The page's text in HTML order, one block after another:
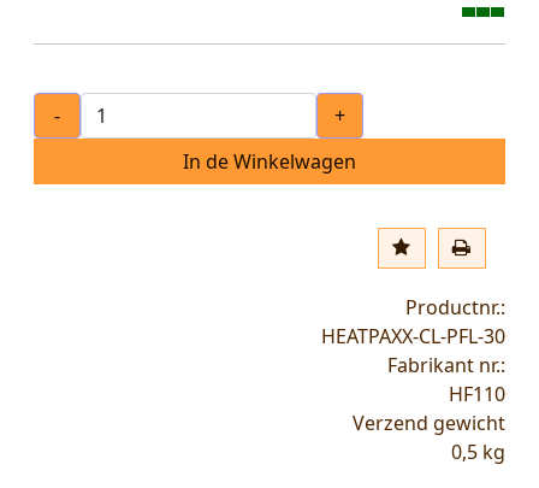
-
+
In de Winkelwagen
Productnr.:
HEATPAXX-CL-PFL-30
Fabrikant nr.:
HF110
Verzend gewicht
0,5 kg